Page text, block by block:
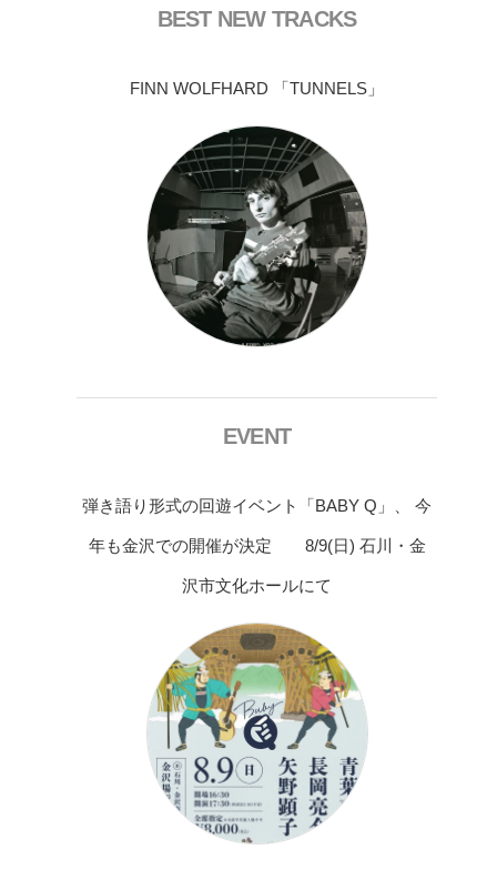
BEST NEW TRACKS
FINN WOLFHARD 「TUNNELS」
EVENT
弾き語り形式の回遊イベント「BABY Q」、 今
年も金沢での開催が決定 8/9(日) 石川・金
沢市文化ホールにて